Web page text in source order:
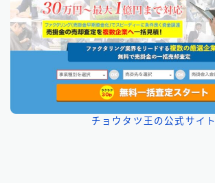
チョウタツ王の公式サイト